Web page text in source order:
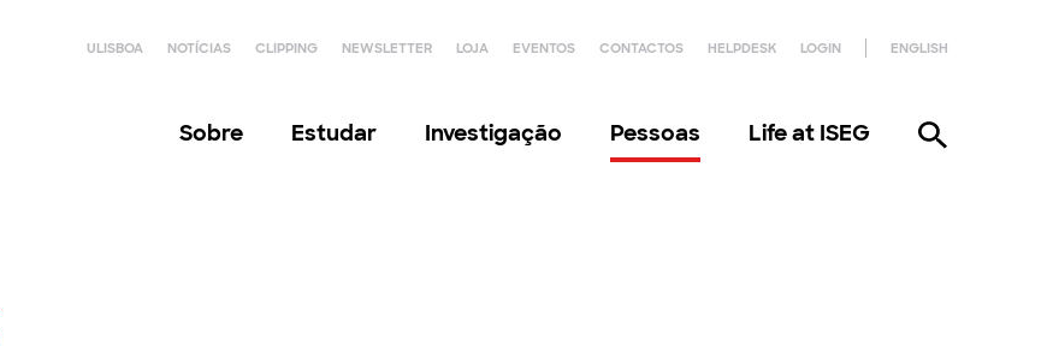
ULISBOA NOTÍCIAS CLIPPING NEWSLETTER LOJA EVENTOS CONTACTOS HELPDESK LOGIN ENGLISH
Sobre Estudar Investigação Pessoas Life at ISEG